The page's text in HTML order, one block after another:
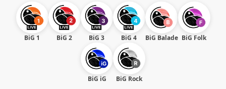
BiG 1 BiG 2 BiG 3 BiG 4 BiG Balade BiG Folk
BiG iG BiG Rock